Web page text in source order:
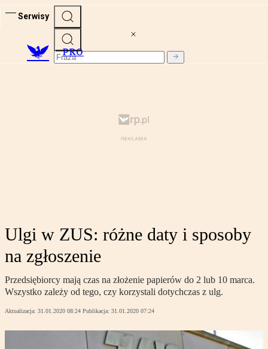
Serwisy
PRO
Ulgi w ZUS: różne daty i sposoby
na zgłoszenie
Przedsiębiorcy mają czas na złożenie papierów do 2 lub 10 marca.
Wszystko zależy od tego, czy korzystali dotychczas z ulg.
Aktualizacja: 31.01.2020 08:24 Publikacja: 31.01.2020 07:24